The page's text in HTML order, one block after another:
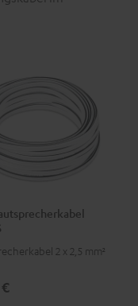
2 x 2,5 mm²
€